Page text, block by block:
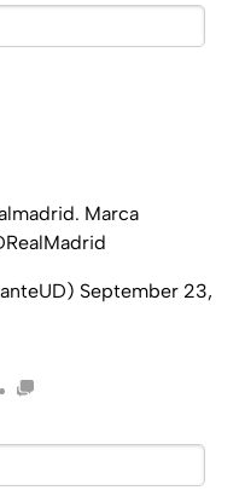
. Marca
September 23,